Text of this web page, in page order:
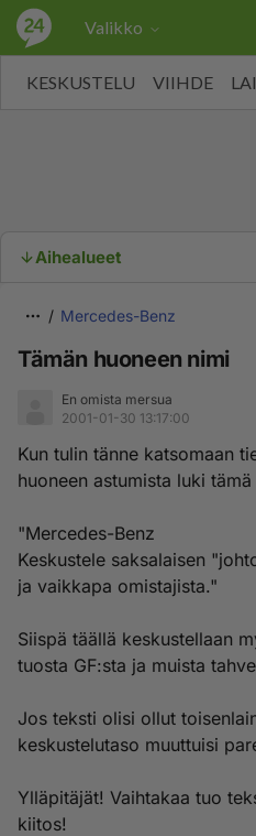
Valikko
KESKUSTELU VIIHDE
Aihealueet
Mercedes-Benz
Tämän huoneen nimi
En omista mersua
2001-01-30 13:17:00
Kun tulin tänne katsomaan
huoneen astumista luki
"Mercedes-Benz
Keskustele saksalaisen
ja vaikkapa omistajista."
Siispä täällä keskustellaan
tuosta GF:sta ja muista
Jos teksti olisi ollut
keskustelutaso muuttuisi
Ylläpitäjät! Vaihtakaa tuo
kiitos!